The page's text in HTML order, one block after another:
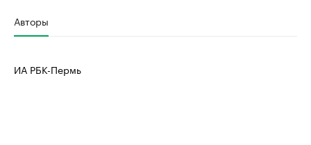
Авторы
ИА РБК-Пермь